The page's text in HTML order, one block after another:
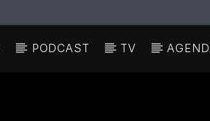
PODCAST TV